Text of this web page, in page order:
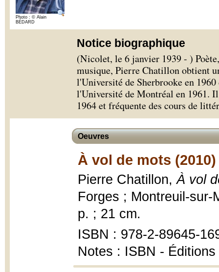
Photo : © Alain
BÉDARD
Notice biographique
(Nicolet, le 6 janvier 1939 - )
musique, Pierre Chatillon obtient
l'Université de Sherbrooke en
l'Université de Montréal en 1961.
1964 et fréquente des cours de
Oeuvres
À vol de mots (2010)
Pierre Chatillon,À vol
Forges ; Montreuil-sur-
p. ; 21 cm.
ISBN : 978-2-89645-
Notes : ISBN -